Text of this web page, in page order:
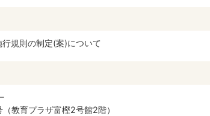
規則の制定(案)について
教育プラザ富樫2号館2階）